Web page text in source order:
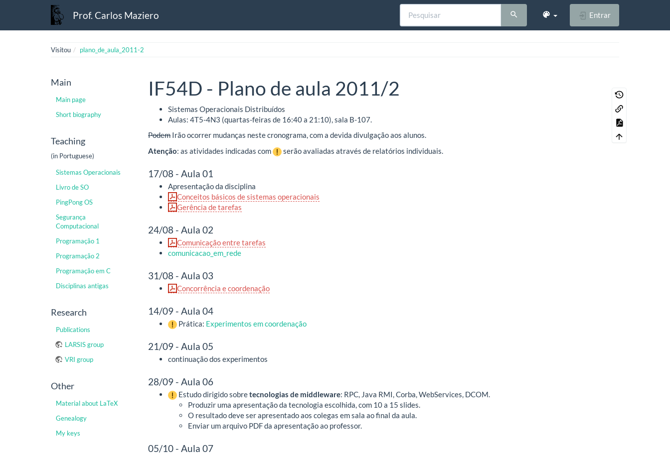
Prof. Carlos Maziero Entrar
Visitou plano_de_aula_2011-2
Main
Main page
Short biography
Teaching
(in Portuguese)
Sistemas Operacionais
Livro de SO
PingPong OS
Segurança
Computacional
Programação 1
Programação 2
Programação em C
Disciplinas antigas
Research
Publications
LARSIS group
VRI group
Other
Material about LaTeX
Genealogy
My keys
IF54D - Plano de aula 2011/2
Sistemas Operacionais Distribuídos
Aulas: 4T5-4N3 (quartas-feiras de 16:40 a 21:10), sala B-107.
Podem Irão ocorrer mudanças neste cronograma, com a devida divulgação aos alunos.
Atenção: as atividades indicadas com serão avaliadas através de relatórios individuais.
17/08 - Aula 01
Apresentação da disciplina
Conceitos básicos de sistemas operacionais
Gerência de tarefas
24/08 - Aula 02
Comunicação entre tarefas
comunicacao_em_rede
31/08 - Aula 03
Concorrência e coordenação
14/09 - Aula 04
Prática: Experimentos em coordenação
21/09 - Aula 05
continuação dos experimentos
28/09 - Aula 06
Estudo dirigido sobretecnologias de middleware: RPC, Java RMI, Corba, WebServices, DCOM.
Produzir uma apresentação da tecnologia escolhida, com 10 a 15 slides.
O resultado deve ser apresentado aos colegas em sala ao final da aula.
Enviar um arquivo PDF da apresentação ao professor.
05/10 - Aula 07